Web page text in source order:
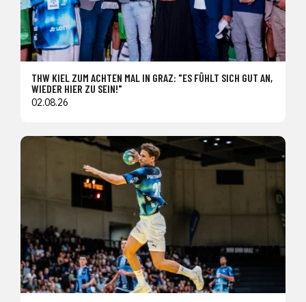
THW KIEL ZUM ACHTEN MAL IN GRAZ: "ES FÜHLT SICH GUT AN,
WIEDER HIER ZU SEIN!"
02.08.26